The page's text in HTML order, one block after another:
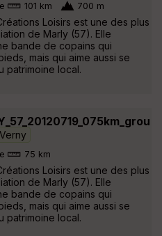
101 km 700 m
Loisirs est une des plus
de Marly (57). Elle
bande de copains qui
mais qui aime aussi se
patrimoine local.
Verny
75 km
Loisirs est une des plus
de Marly (57). Elle
bande de copains qui
mais qui aime aussi se
patrimoine local.